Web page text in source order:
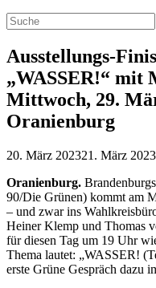
Ausstellungs-
„WASSER!“ mit
Mittwoch, 29.
Oranienburg
20. März 202321. März 2023
Ora­ni­en­burg.
90/Die Grü­nen) kommt am
– und zwar ins
Hei­ner Klemp und Tho­mas
für die­sen Tag um 19 Uhr
Thema lau­tet: „WASSER!
erste Grüne Gespräch dazu